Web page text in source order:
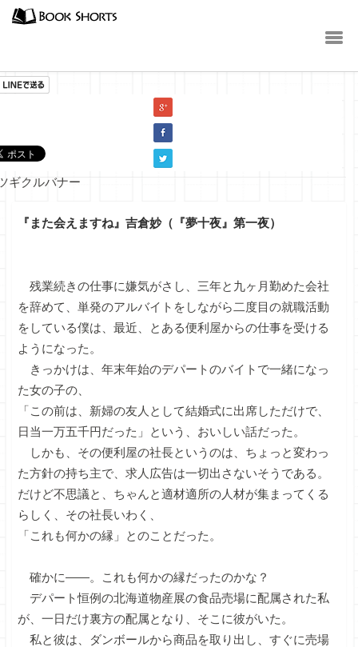
『また会えますね』吉倉妙（『夢十夜』第一夜）
残業続きの仕事に嫌気がさし、三年と九ヶ月勤めた会社
を辞めて、単発のアルバイトをしながら二度目の就職活動
をしている僕は、最近、とある便利屋からの仕事を受ける
ようになった。
きっかけは、年末年始のデパートのバイトで一緒になっ
た女の子の、
「この前は、新婦の友人として結婚式に出席しただけで、
日当一万五千円だった」という、おいしい話だった。
しかも、その便利屋の社長というのは、ちょっと変わっ
た方針の持ち主で、求人広告は一切出さないそうである。
だけど不思議と、ちゃんと適材適所の人材が集まってくる
らしく、その社長いわく、
「これも何かの縁」とのことだった。
確かに――。これも何かの縁だったのかな？
デパート恒例の北海道物産展の食品売場に配属された私
が、一日だけ裏方の配属となり、そこに彼がいた。
私と彼は、ダンボールから商品を取り出し、すぐに売場